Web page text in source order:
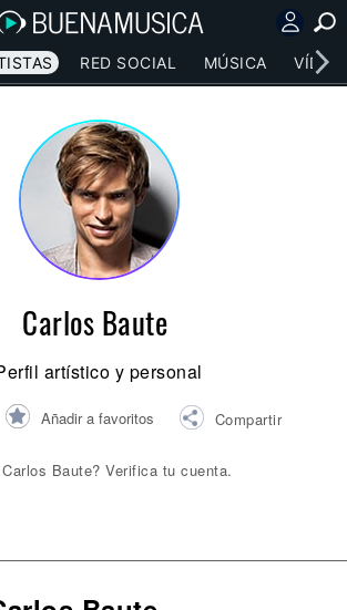
RED SOCIAL MÚSICA
Carlos Baute
artístico y personal
Añadir a favoritos Compartir
Baute? Verifica tu cuenta.